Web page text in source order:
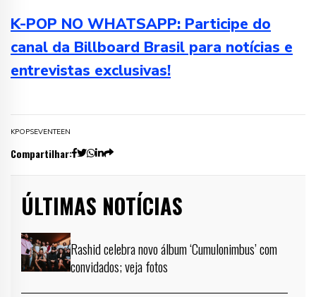
K-POP NO WHATSAPP: Participe do
canal da Billboard Brasil para notícias e
entrevistas exclusivas!
KPOPSEVENTEEN
Compartilhar:
ÚLTIMAS NOTÍCIAS
Rashid celebra novo álbum ‘Cumulonimbus’ com
convidados; veja fotos